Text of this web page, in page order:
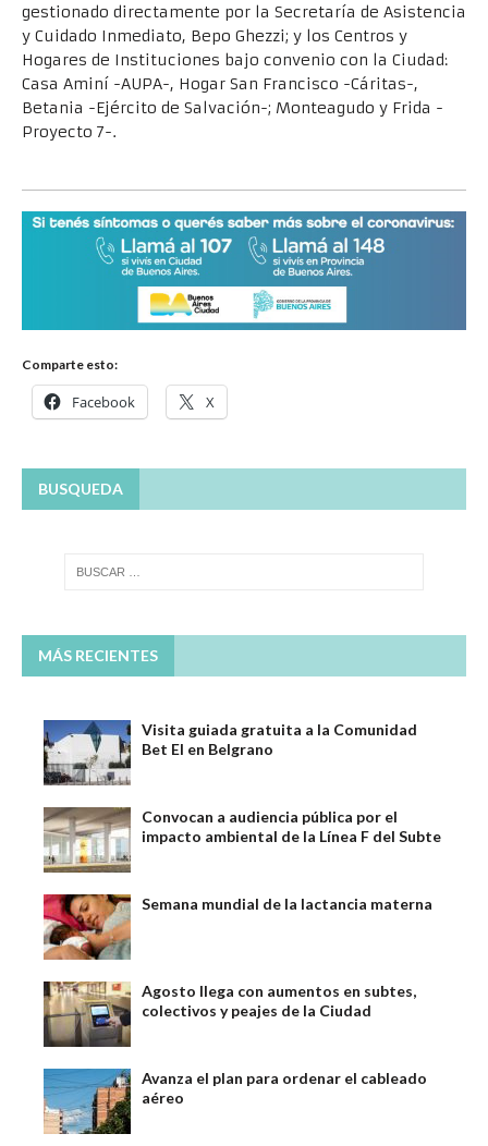
gestionado directamente por la Secretaría de Asistencia
y Cuidado Inmediato, Bepo Ghezzi; y los Centros y
Hogares de Instituciones bajo convenio con la Ciudad:
Casa Aminí -AUPA-, Hogar San Francisco -Cáritas-,
Betania -Ejército de Salvación-; Monteagudo y Frida -
Proyecto 7-.
Comparte esto:
Facebook X
BUSQUEDA
MÁS RECIENTES
Visita guiada gratuita a la Comunidad
Bet El en Belgrano
Convocan a audiencia pública por el
impacto ambiental de la Línea F del Subte
Semana mundial de la lactancia materna
Agosto llega con aumentos en subtes,
colectivos y peajes de la Ciudad
Avanza el plan para ordenar el cableado
aéreo